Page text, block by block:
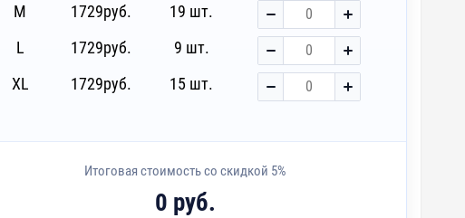
M
1729руб.
19 шт.
L
1729руб.
9 шт.
XL
1729руб. 15 шт.
Итоговая стоимость со скидкой 5%
0 руб.